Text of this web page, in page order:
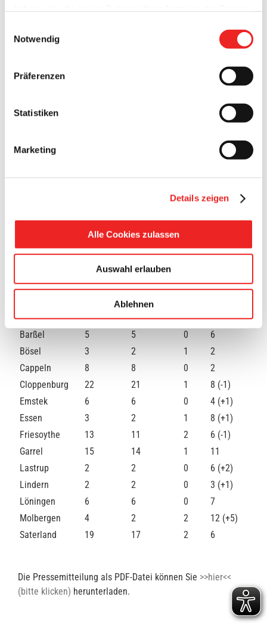
werden auch bei der Auswahl von
gesetzt.
Notwendig
Präferenzen
Statistiken
Marketing
Details zeigen
Alle Cookies zulassen
Auswahl erlauben
Ablehnen
angeordneten Quarantäne-Fälle
Abstriche durch das Corona-
Anzahl der Summe aller
Anzahl der Personen in
Stadt/Gemeinde
Anzahl
positiv
getesteten
Corona-
Fälle
Genesungen Saldo
(aktuell)
Barßel 5 5 0
6
Bösel
3 2 1
2
Cappeln
8 8 0
2
Cloppenburg
22 21 1
8 (-1)
Emstek
6 6 0
4 (+1)
Essen
3 2 1
8 (+1)
Friesoythe
13 11 2
6 (-1)
Garrel
15 14 1
11
Lastrup
2 2 0
6 (+2)
Lindern
2 2 0
3 (+1)
Löningen
6 6 0
7
Molbergen
4 2 2
12 (+5)
Saterland
19 17 2 6
Die Pressemitteilung als PDF-Datei können Sie >>hier<<
(bitte klicken) herunterladen.